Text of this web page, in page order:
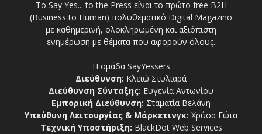
Το Say Yes... to the Press είναι το πρώτο free Β2Η
(Business to Human) πολυθεματικό Digital Magazino
με καθημερινή, ολοκληρωμένη και αξιόπιστη
ενημέρωση με θέματα που αφορούν όλους.
Η ομάδα SayYessers
Διεύθυνση: Κλειώ Στυλιαρά
Διεύθυνση Σύνταξης: Ευγενία Αντωνίου
Εμπορική Διεύθυνση: Σταματία Βελάνη
Υπεύθυνη Λειτουργίας & Μάρκετινγκ: Χρύσα Γώτα
Τεχνική Υποστήριξη: BlackDot Web Services